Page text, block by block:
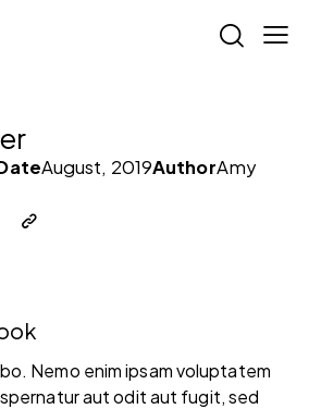
August, 2019AuthorAmy
Nemo enim ipsam voluptatem
aut odit aut fugit, sed